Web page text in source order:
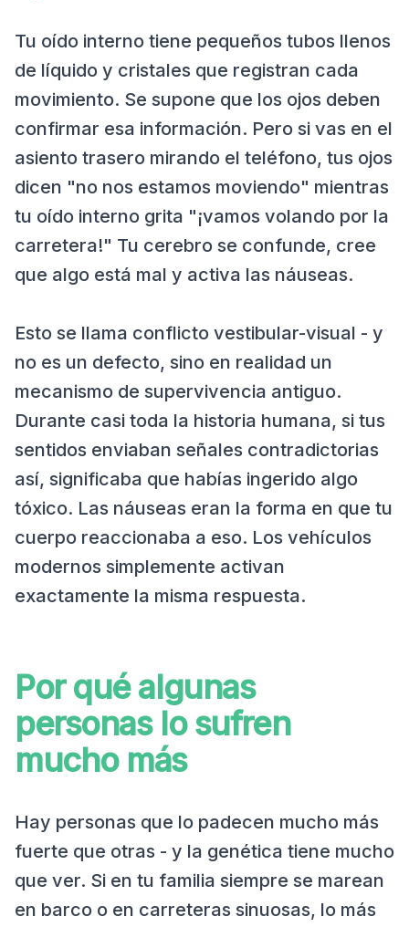
Tu oído interno tiene pequeños tubos llenos
de líquido y cristales que registran cada
movimiento. Se supone que los ojos deben
confirmar esa información. Pero si vas en el
asiento trasero mirando el teléfono, tus ojos
dicen "no nos estamos moviendo" mientras
tu oído interno grita "¡vamos volando por la
carretera!" Tu cerebro se confunde, cree
que algo está mal y activa las náuseas.
Esto se llama conflicto vestibular-visual - y
no es un defecto, sino en realidad un
mecanismo de supervivencia antiguo.
Durante casi toda la historia humana, si tus
sentidos enviaban señales contradictorias
así, significaba que habías ingerido algo
tóxico. Las náuseas eran la forma en que tu
cuerpo reaccionaba a eso. Los vehículos
modernos simplemente activan
exactamente la misma respuesta.
Por qué algunas
personas lo sufren
mucho más
Hay personas que lo padecen mucho más
fuerte que otras - y la genética tiene mucho
que ver. Si en tu familia siempre se marean
en barco o en carreteras sinuosas, lo más